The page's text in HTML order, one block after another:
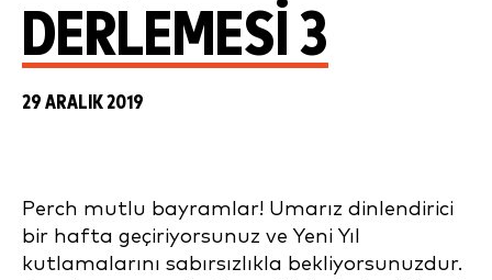
DERLEMESI 3
29 ARALIK 2019
Perch mutlu bayramlar! Umarız dinlendirici
bir hafta geçiriyorsunuz ve Yeni Yıl
kutlamalarını sabırsızlıkla bekliyorsunuzdur.